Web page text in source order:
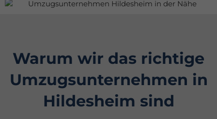
Warum wir das richtige
Umzugsunternehmen in
Hildesheim sind